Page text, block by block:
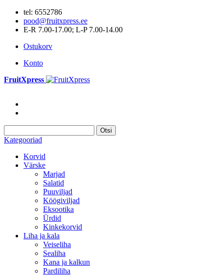
tel: 6552786
pood@fruitxpress.ee
E-R 7.00-17.00; L-P 7.00-14.00
Ostukorv
Konto
FruitXpress
Otsi
Kategooriad
Korvid
Värske
Marjad
Salatid
Puuviljad
Köögiviljad
Eksootika
Ürdid
Kinkekorvid
Liha ja kala
Veiseliha
Sealiha
Kana ja kalkun
Pardiliha